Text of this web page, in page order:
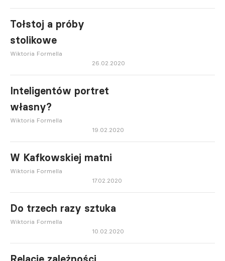
Tołstoj a próby
stolikowe
Wiktoria Formella
26.02.2020
Inteligentów portret
własny?
Wiktoria Formella
19.02.2020
W Kafkowskiej matni
Wiktoria Formella
17.02.2020
Do trzech razy sztuka
Wiktoria Formella
10.02.2020